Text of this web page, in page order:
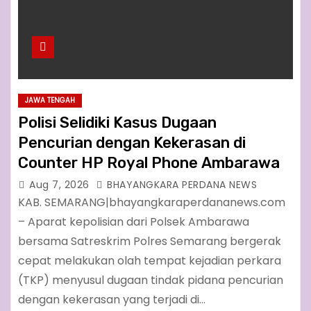
JAWA TENGAH
Polisi Selidiki Kasus Dugaan
Pencurian dengan Kekerasan di
Counter HP Royal Phone Ambarawa
Aug 7, 2026 BHAYANGKARA PERDANA NEWS
KAB. SEMARANG|bhayangkaraperdananews.com
– Aparat kepolisian dari Polsek Ambarawa
bersama Satreskrim Polres Semarang bergerak
cepat melakukan olah tempat kejadian perkara
(TKP) menyusul dugaan tindak pidana pencurian
dengan kekerasan yang terjadi di…